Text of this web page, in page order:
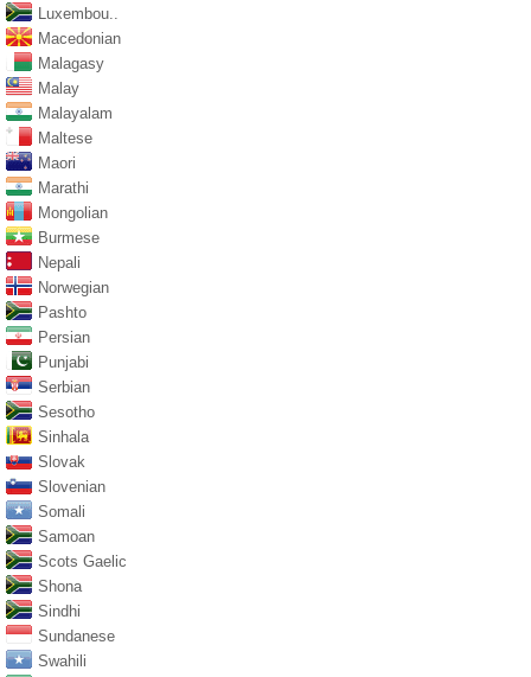
Luxembou..
Macedonian
Malagasy
Malay
Malayalam
Maltese
Maori
Marathi
Mongolian
Burmese
Nepali
Norwegian
Pashto
Persian
Punjabi
Serbian
Sesotho
Sinhala
Slovak
Slovenian
Somali
Samoan
Scots Gaelic
Shona
Sindhi
Sundanese
Swahili